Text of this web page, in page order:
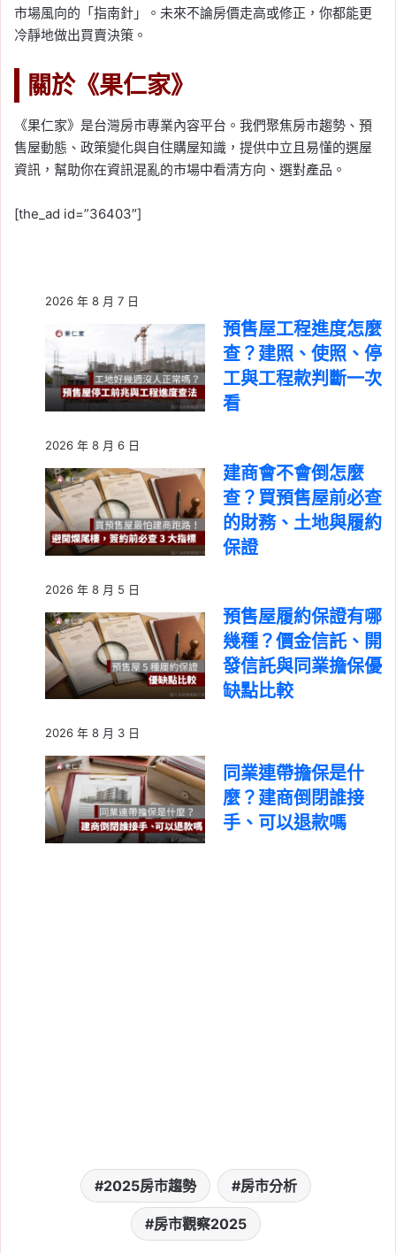
市場風向的「指南針」。未來不論房價走高或修正，你都能更
冷靜地做出買賣決策。
關於《果仁家》
《果仁家》是台灣房市專業內容平台。我們聚焦房市趨勢、預
售屋動態、政策變化與自住購屋知識，提供中立且易懂的選屋
資訊，幫助你在資訊混亂的市場中看清方向、選對產品。
[the_ad id=”36403″]
2026 年 8 月 7 日
預售屋工程進度怎麼
查？建照、使照、停
工與工程款判斷一次
看
2026 年 8 月 6 日
建商會不會倒怎麼
查？買預售屋前必查
的財務、土地與履約
保證
2026 年 8 月 5 日
預售屋履約保證有哪
幾種？價金信託、開
發信託與同業擔保優
缺點比較
2026 年 8 月 3 日
同業連帶擔保是什
麼？建商倒閉誰接
手、可以退款嗎
【鉅陞大藴】格局、
平面圖、建案特色、
生活機能分析及
2025房市趨勢 房市分析
房市觀察2025